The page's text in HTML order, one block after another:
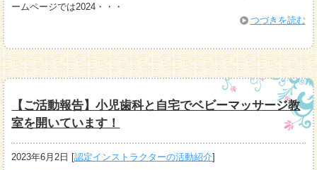
ームページでは2024・・・
つづきを読む
【ご活動報告】小児歯科と自宅でベビーマッサージ教
室を開いています！
2023年6月2日 [認定インストラクターの活動紹介]